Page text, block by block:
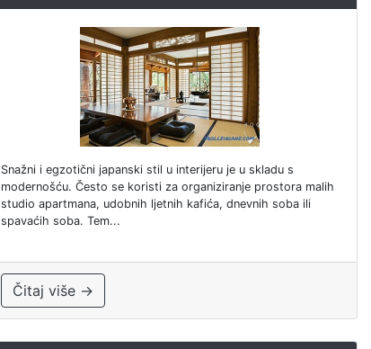
Snažni i egzotični japanski stil u interijeru je u skladu s
modernošću. Često se koristi za organiziranje prostora malih
studio apartmana, udobnih ljetnih kafića, dnevnih soba ili
spavaćih soba. Tem...
Čitaj više →